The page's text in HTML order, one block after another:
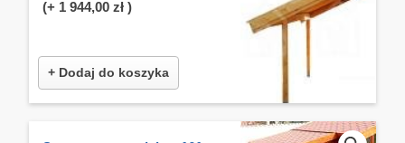
(+ 1 944,00 zł )
+ Dodaj do koszyka